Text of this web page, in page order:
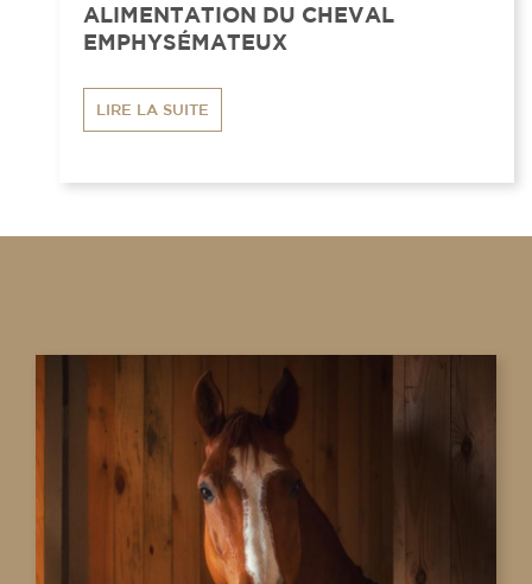
ALIMENTATION DU CHEVAL
EMPHYSÉMATEUX
LIRE LA SUITE